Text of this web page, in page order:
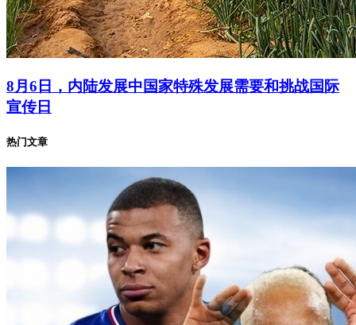
8月6日，内陆发展中国家特殊发展需要和挑战国际
宣传日
热门文章